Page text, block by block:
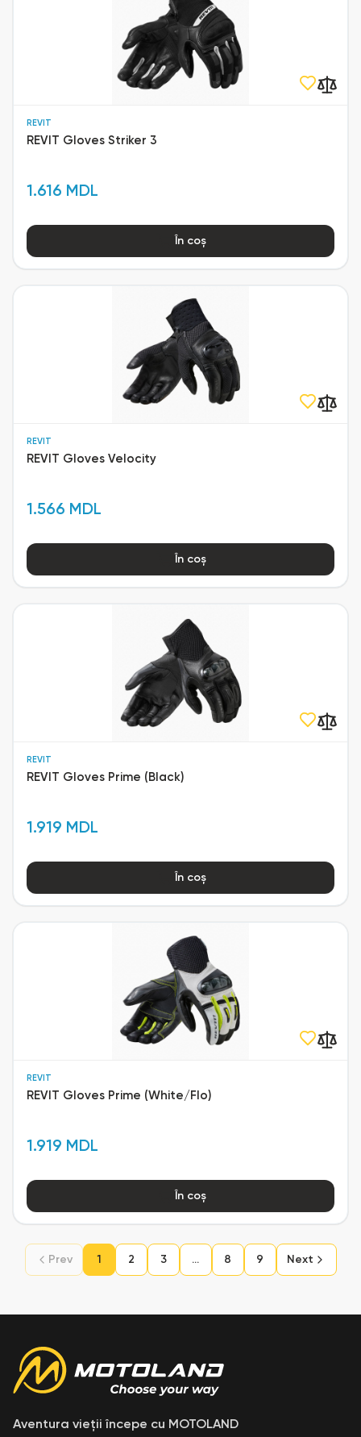
REVIT
REVIT Gloves Striker 3
1.616 MDL
În coș
REVIT
REVIT Gloves Velocity
1.566 MDL
În coș
REVIT
REVIT Gloves Prime (Black)
1.919 MDL
În coș
REVIT
REVIT Gloves Prime (White/Flo)
1.919 MDL
În coș
Prev 1 2 3 ... 8 9 Next
Aventura vieții începe cu MOTOLAND